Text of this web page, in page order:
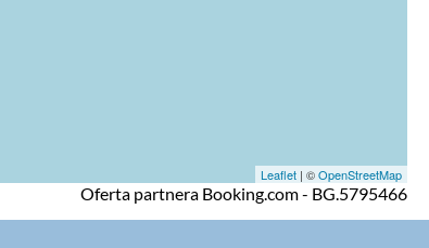
Leaflet | ©OpenStreetMap
Oferta partnera Booking.com - BG.5795466